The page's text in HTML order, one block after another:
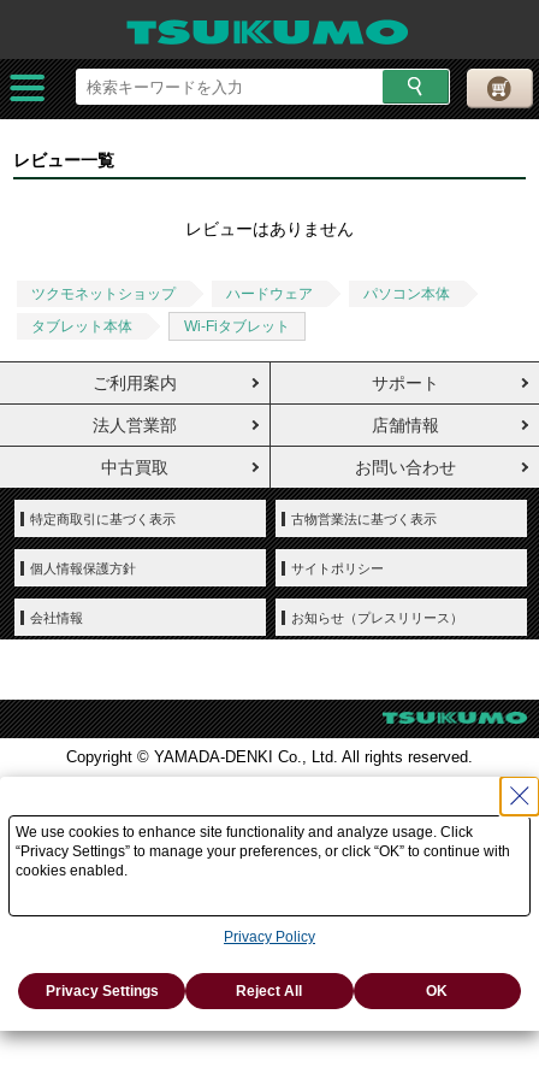
レビュー一覧
レビューはありません
ツクモネットショップ ハードウェア
パソコン本体
タブレット本体
Wi-Fiタブレット
ご利用案内 サポート
法人営業部 店舗情報
中古買取 お問い合わせ
特定商取引に基づく表示 古物営業法に基づく表示
個人情報保護方針 サイトポリシー
会社情報 お知らせ（プレスリリース）
Copyright © YAMADA-DENKI Co., Ltd. All rights reserved.
We use cookies to enhance site functionality and analyze usage. Click
“Privacy Settings” to manage your preferences, or click “OK” to continue with
cookies enabled.
Privacy Policy
Privacy Settings Reject All OK